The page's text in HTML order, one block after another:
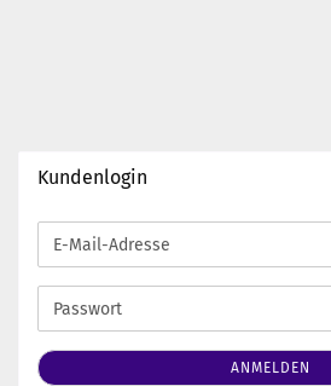
Kundenlogin
E-
Mail-
Adresse
Passwort
ANMELDEN